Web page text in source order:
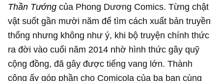
Thần Tướng của Phong Dương Comics. Từng chật
vật suốt gần mười năm để tìm cách xuất bản truyền
thống nhưng không như ý, khi bộ truyện chính thức
ra đời vào cuối năm 2014 nhờ hình thức gây quỹ
cộng đồng, đã gây được tiếng vang lớn. Thành
công ấy góp phần cho Comicola của ba bạn cùng